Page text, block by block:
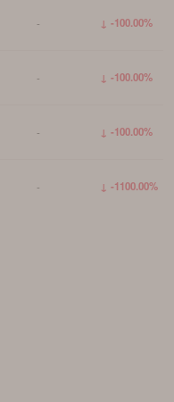
- ↓ -100.00%
- ↓ -100.00%
- ↓ -100.00%
- ↓ -1100.00%